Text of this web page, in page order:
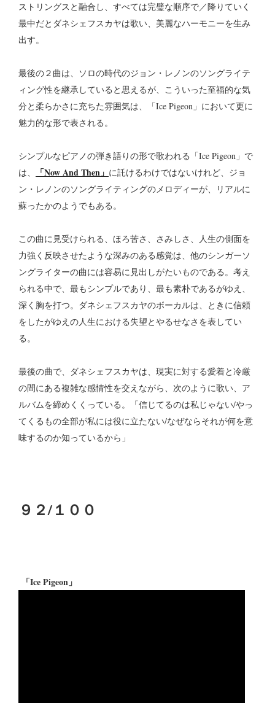
ストリングスと融合し、すべては完璧な順序で／降りていく
最中だとダネシェフスカヤは歌い、美麗なハーモニーを生み
出す。
最後の２曲は、ソロの時代のジョン・レノンのソングライテ
ィング性を継承していると思えるが、こういった至福的な気
分と柔らかさに充ちた雰囲気は、「Ice Pigeon」において更に
魅力的な形で表される。
シンプルなピアノの弾き語りの形で歌われる「Ice Pigeon」で
は、
「Now And Then」 に託けるわけではないけれど、ジョ
ン・レノンのソングライティングのメロディーが、リアルに
蘇ったかのようでもある。
この曲に見受けられる、ほろ苦さ、さみしさ、人生の側面を
力強く反映させたような深みのある感覚は、他のシンガーソ
ングライターの曲には容易に見出しがたいものである。考え
られる中で、最もシンプルであり、最も素朴であるがゆえ、
深く胸を打つ。ダネシェフスカヤのボーカルは、ときに信頼
をしたがゆえの人生における失望とやるせなさを表してい
る。
最後の曲で、ダネシェフスカヤは、現実に対する愛着と冷厳
の間にある複雑な感情性を交えながら、次のように歌い、ア
ルバムを締めくくっている。「信じてるのは私じゃない/やっ
てくるもの全部が私には役に立たない/なぜならそれが何を意
味するのか知っているから」
９２/１００
「Ice Pigeon」